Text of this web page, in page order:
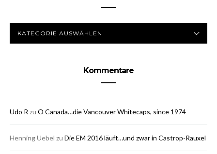
Kommentare
Udo R zu O Canada…die Vancouver Whitecaps, since 1974
Henning Uebel zu Die EM 2016 läuft…und zwar in Castrop-Rauxel